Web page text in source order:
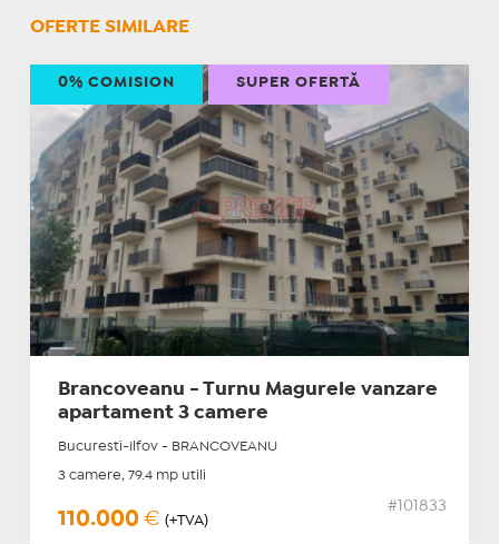
OFERTE SIMILARE
Brancoveanu - Turnu Magurele vanzare
apartament 3 camere
Bucuresti-Ilfov - BRANCOVEANU
3 camere, 79.4 mp utili
110.000 € (+TVA)
#101833
0% COMISION SUPER OFERTĂ